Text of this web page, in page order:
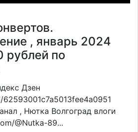
, январь 2024
рублей по
Дзен
, Нютка Волгоград влоги
@Nutka-89...